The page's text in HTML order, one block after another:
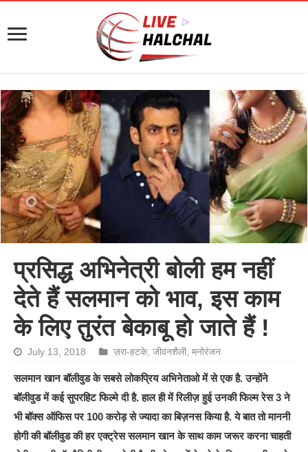
प्रसिद्ध अभिनेत्री बोली हम नहीं
देते हैं सलमान को भाव, इस काम
के लिए तुरंत बेकाबू हो जाते हैं !
July 13, 2018 ज़रा-हटके,जीवनशैली ,मनोरंजन
सलमान खान बॉलीवुड के सबसे लोकप्रिय अभिनेताओ में से एक है. उन्होंने
बॉलीवुड में कई सुपरहिट फिल्मे दी है. हाल ही में रिलीज़ हुई उनकी फिल्म रेस 3 ने
भी बॉक्स ऑफिस पर 100 करोड़ से ज्यादा का बिज़नस किया है. ये बात तो माननी
होगी की बॉलीवुड की हर एक्ट्रेस सलमान खान के साथ काम जरूर करना चाहती